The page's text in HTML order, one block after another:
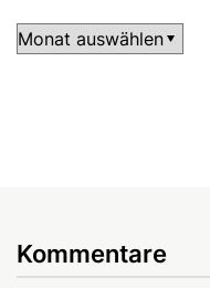
Archiv
Kommentare